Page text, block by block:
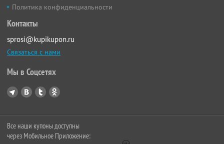
Политика конфиденциальности
Контакты
sprosi@kupikupon.ru
Связаться с нами
Мы в Соцсетях
Все наши купоны доступны
через Мобильное Приложение: